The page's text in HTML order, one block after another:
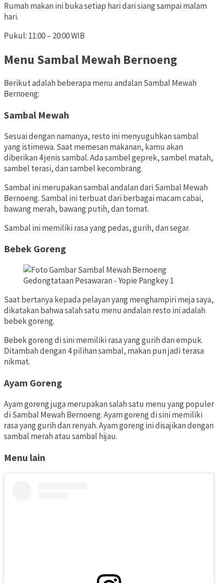
Rumah makan ini buka setiap hari dari siang sampai malam
hari.
Pukul: 11:00 – 20:00 WIB
Menu Sambal Mewah Bernoeng
Berikut adalah beberapa menu andalan Sambal Mewah
Bernoeng:
Sambal Mewah
Sesuai dengan namanya, resto ini menyuguhkan sambal
yang istimewa. Saat memesan makanan, kamu akan
diberikan 4 jenis sambal. Ada sambel geprek, sambel matah,
sambel terasi, dan sambel kecombrang.
Sambal ini merupakan sambal andalan dari Sambal Mewah
Bernoeng. Sambal ini terbuat dari berbagai macam cabai,
bawang merah, bawang putih, dan tomat.
Sambal ini memiliki rasa yang pedas, gurih, dan segar.
Bebek Goreng
Saat bertanya kepada pelayan yang menghampiri meja saya,
dikatakan bahwa salah satu menu andalan resto ini adalah
bebek goreng.
Bebek goreng di sini memiliki rasa yang gurih dan empuk.
Ditambah dengan 4 pilihan sambal, makan pun jadi terasa
nikmat.
Ayam Goreng
Ayam goreng juga merupakan salah satu menu yang populer
di Sambal Mewah Bernoeng. Ayam goreng di sini memiliki
rasa yang gurih dan renyah. Ayam goreng ini disajikan dengan
sambal merah atau sambal hijau.
Menu lain